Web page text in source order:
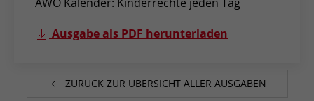
Ausgabe als PDF herunterladen
ZURÜCK ZUR ÜBERSICHT ALLER AUSGABEN